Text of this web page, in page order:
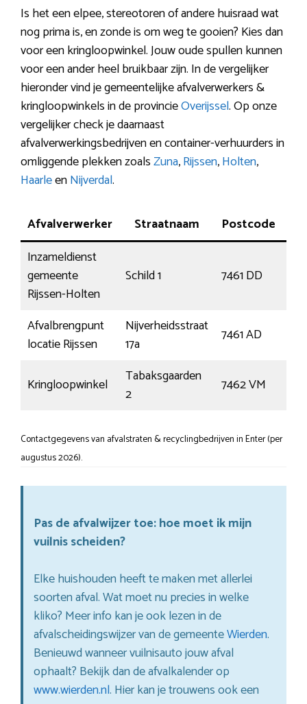
Is het een elpee, stereotoren of andere huisraad wat
nog prima is, en zonde is om weg te gooien? Kies dan
voor een kringloopwinkel. Jouw oude spullen kunnen
voor een ander heel bruikbaar zijn. In de vergelijker
hieronder vind je gemeentelijke afvalverwerkers &
kringloopwinkels in de provincieOverijssel. Op onze
vergelijker check je daarnaast
afvalverwerkingsbedrijven en container-verhuurders in
omliggende plekken zoalsZuna,Rijssen,Holten,
HaarleenNijverdal.
Afvalverwerker Straatnaam Postcode
Inzameldienst
gemeente
Rijssen-Holten
Schild 1 7461 DD
Afvalbrengpunt
locatie Rijssen
Nijverheidsstraat
17a
7461 AD
Kringloopwinkel
Tabaksgaarden
2
7462 VM
Contactgegevens van afvalstraten & recyclingbedrijven in Enter (per
augustus 2026).
Pas de afvalwijzer toe: hoe moet ik mijn
vuilnis scheiden?
Elke huishouden heeft te maken met allerlei
soorten afval. Wat moet nu precies in welke
kliko? Meer info kan je ook lezen in de
afvalscheidingswijzer van de gemeenteWierden.
Benieuwd wanneer vuilnisauto jouw afval
ophaalt? Bekijk dan de afvalkalender op
www.wierden.nl. Hier kan je trouwens ook een